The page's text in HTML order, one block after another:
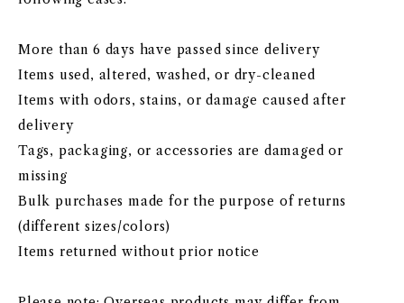
More than 6 days have passed since delivery
Items used, altered, washed, or dry-cleaned
Items with odors, stains, or damage caused after
delivery
Tags, packaging, or accessories are damaged or
missing
Bulk purchases made for the purpose of returns
(different sizes/colors)
Items returned without prior notice